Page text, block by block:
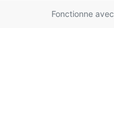
Fonctionne avec